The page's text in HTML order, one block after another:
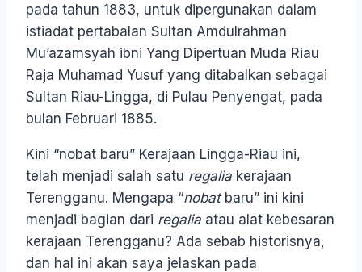
pada tahun 1883, untuk dipergunakan dalam
istiadat pertabalan Sultan Amdulrahman
Mu’azamsyah ibni Yang Dipertuan Muda Riau
Raja Muhamad Yusuf yang ditabalkan sebagai
Sultan Riau-Lingga, di Pulau Penyengat, pada
bulan Februari 1885.
Kini “nobat baru” Kerajaan Lingga-Riau ini,
telah menjadi salah satu regalia kerajaan
Terengganu. Mengapa “nobatbaru” ini kini
menjadi bagian dari regalia atau alat kebesaran
kerajaan Terengganu? Ada sebab historisnya,
dan hal ini akan saya jelaskan pada